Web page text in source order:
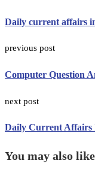
Daily current affairs
previous post
Computer Question
next post
Daily Current Affairs
You may also like